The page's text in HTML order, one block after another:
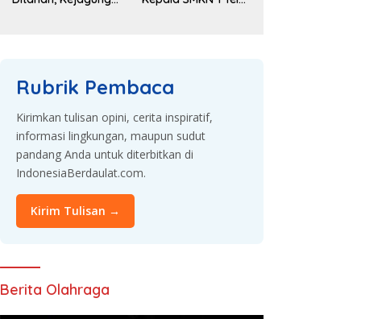
Rubrik Pembaca
Kirimkan tulisan opini, cerita inspiratif,
informasi lingkungan, maupun sudut
pandang Anda untuk diterbitkan di
IndonesiaBerdaulat.com.
Kirim Tulisan →
Berita Olahraga